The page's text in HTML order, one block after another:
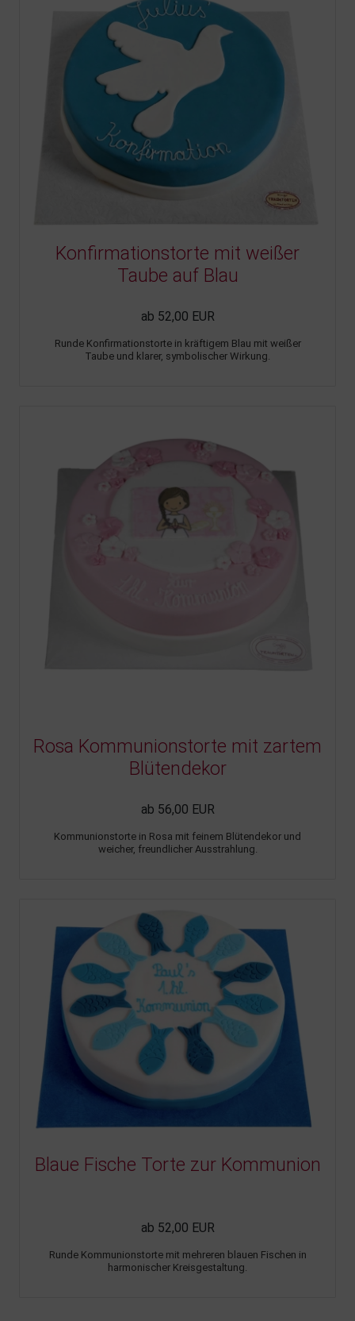
Konfirmationstorte mit weißer
Taube auf Blau
ab 52,00 EUR
Runde Konfirmationstorte in kräftigem Blau mit weißer
Taube und klarer, symbolischer Wirkung.
Rosa Kommunionstorte mit zartem
Blütendekor
ab 56,00 EUR
Kommunionstorte in Rosa mit feinem Blütendekor und
weicher, freundlicher Ausstrahlung.
Blaue Fische Torte zur Kommunion
ab 52,00 EUR
Runde Kommunionstorte mit mehreren blauen Fischen in
harmonischer Kreisgestaltung.